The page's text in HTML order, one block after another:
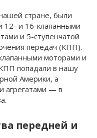
стране, были
12- и 16-клапанными
и 5-ступенчатой
передач (КПП).
моторами и
попадали в нашу
Америки, а
агрегатами — в
передней и